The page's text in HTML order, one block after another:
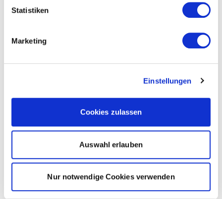
Statistiken
Marketing
Einstellungen
Cookies zulassen
Auswahl erlauben
Nur notwendige Cookies verwenden